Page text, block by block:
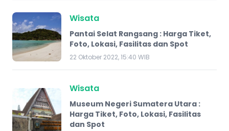
Wisata
Pantai Selat Rangsang : Harga Tiket,
Foto, Lokasi, Fasilitas dan Spot
22 Oktober 2022, 15:40 WIB
Wisata
Museum Negeri Sumatera Utara :
Harga Tiket, Foto, Lokasi, Fasilitas
dan Spot